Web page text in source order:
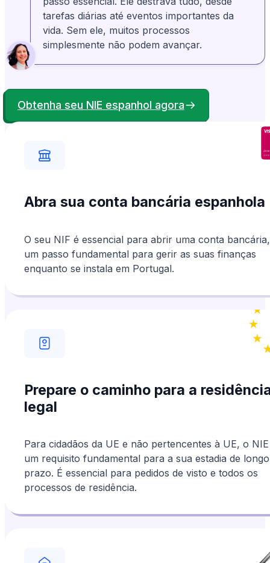
BB Bonney Brown Verificado
Dos Estados Unidos
Minha experiência com a Anchorless foi
definitivamente positiva. Eles estavam bem ali
para me ajudar quando eu não conseguia
acertar as coisas. Apreciei o profissionalismo
e a gentileza deles.
tarefas diárias até eventos importantes da
vida. Sem ele, muitos processos
simplesmente não podem avançar.
Obtenha seu NIE espanhol agora
Abra sua conta bancária espanhola
O seu NIF é essencial para abrir uma conta bancária,
um passo fundamental para gerir as suas finanças
enquanto se instala em Portugal.
Prepare o caminho para a
legal
Para cidadãos da UE e não pertencentes à UE, o
um requisito fundamental para a sua estadia de longo
prazo. É essencial para pedidos de visto e todos os
processos de residência.